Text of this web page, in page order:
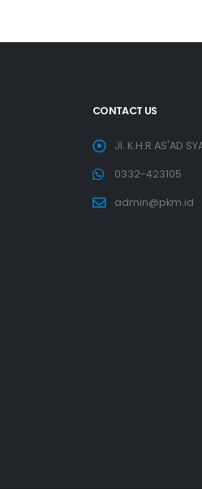
CONTACT US
Jl. K.H.R AS'AD
0332-423105
admin@pkm.id